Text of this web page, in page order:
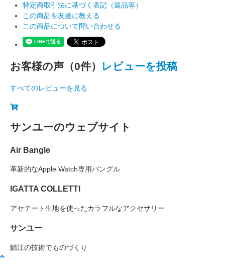
特定商取引法に基づく表記（返品等）
この商品を友達に教える
この商品について問い合わせる
お客様の声（0件） レビューを投稿
すべてのレビューを見る
サンユーのウェブサイト
Air Bangle
革新的なApple Watch専用バングル
IGATTA COLLETTI
アセテート生地を使ったカラフルなアクセサリー
サンユー
鯖江の技術でものづくり